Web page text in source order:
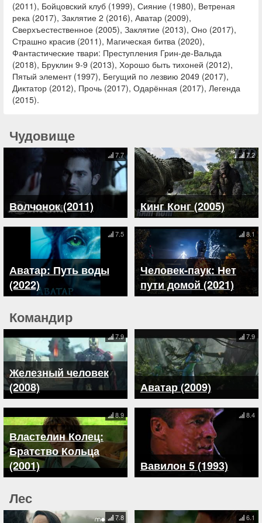
(2011), Бойцовский клуб (1999), Сияние (1980), Ветреная
река (2017), Заклятие 2 (2016), Аватар (2009),
Сверхъестественное (2005), Заклятие (2013), Оно (2017),
Страшно красив (2011), Магическая битва (2020),
Фантастические твари: Преступления Грин-де-Вальда
(2018), Бруклин 9-9 (2013), Хорошо быть тихоней (2012),
Пятый элемент (1997), Бегущий по лезвию 2049 (2017),
Диктатор (2012), Прочь (2017), Одарённая (2017), Легенда
(2015).
Чудовище
Волчонок (2011)
7.7
Кинг Конг (2005)
7.2
Аватар: Путь воды
(2022)
7.5
Человек-паук: Нет
пути домой (2021)
8.1
Командир
Железный человек
(2008)
7.9
Аватар (2009)
7.9
Властелин Колец:
Братство Кольца
(2001)
8.9
Вавилон 5 (1993)
8.4
Лес
7.8 6.1